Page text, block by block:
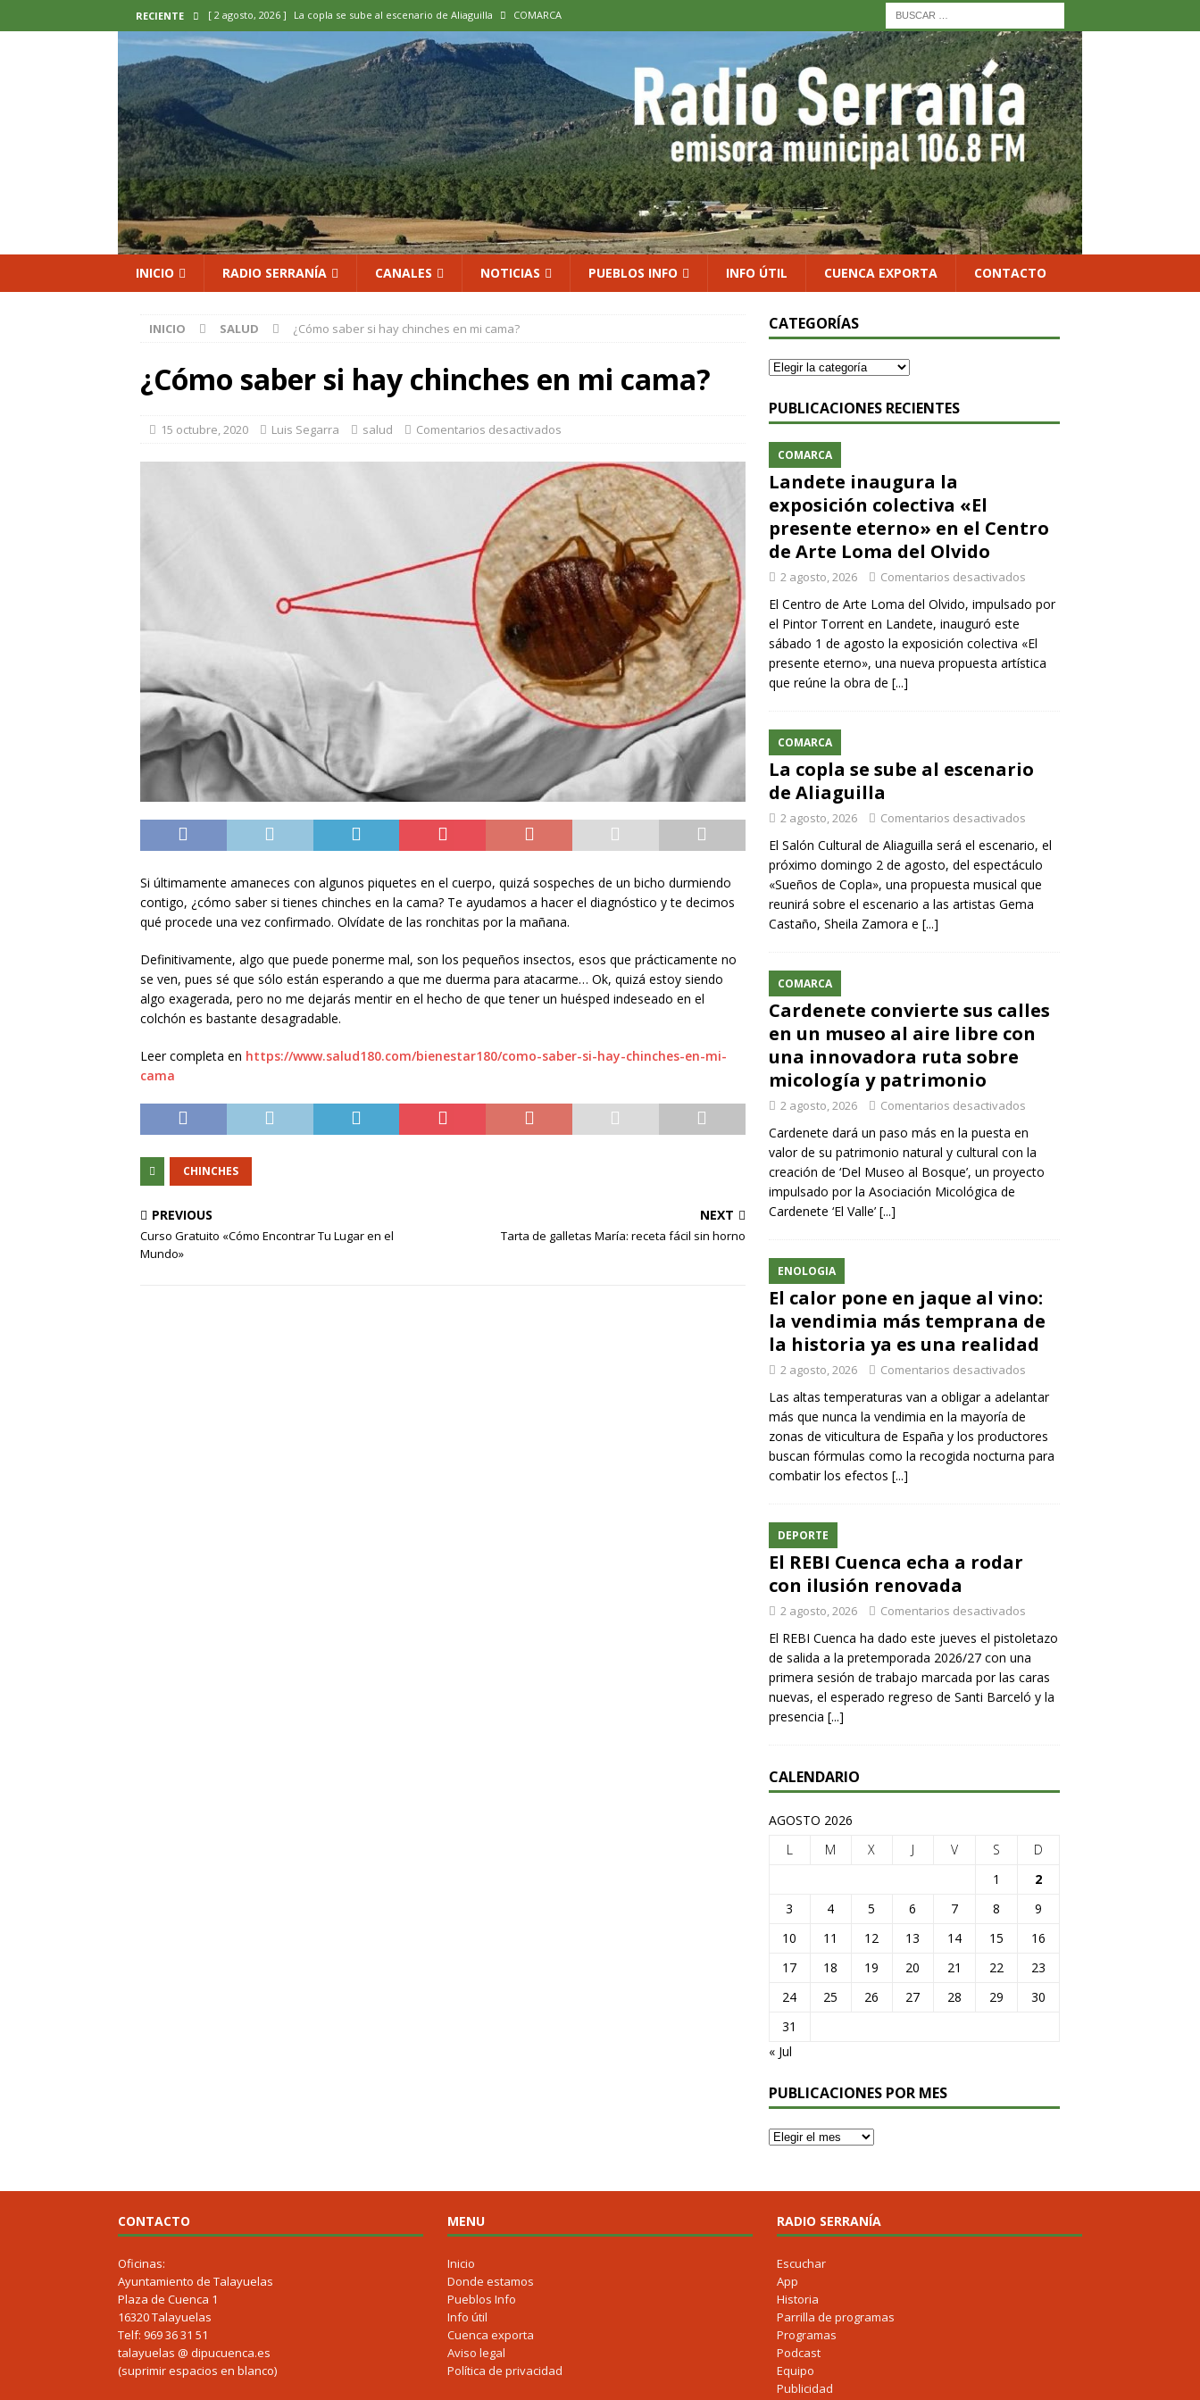
RECIENTE [ 2 agosto, 2026 ] La copla se sube al escenario de Aliaguilla COMARCA
[ 2 agosto, 2026 ] Cardenete convierte sus calles en un museo al aire libre con una innovadora ruta sobre
micología y patrimonio COMARCA
[ 2 agosto, 2026 ] El calor pone en jaque al vino: la vendimia más temprana de la historia ya es una realidad
ENOLOGIA
[ 2 agosto, 2026 ] El REBI Cuenca echa a rodar con ilusión renovada DEPORTE
[ 2 agosto, 2026 ] Landete inaugura la exposición colectiva «El presente eterno» en el Centro de Arte Loma
del Olvido COMARCA
INICIO RADIO SERRANÍA CANALES NOTICIAS PUEBLOS INFO INFO ÚTIL CUENCA EXPORTA CONTACTO
INICIO SALUD ¿Cómo saber si hay chinches en mi cama?
¿Cómo saber si hay chinches en mi cama?
15 octubre, 2020 Luis Segarra salud Comentarios desactivados
Si últimamente amaneces con algunos piquetes en el cuerpo, quizá sospeches de un bicho durmiendo
contigo, ¿cómo saber si tienes chinches en la cama? Te ayudamos a hacer el diagnóstico y te decimos
qué procede una vez confirmado. Olvídate de las ronchitas por la mañana.
Definitivamente, algo que puede ponerme mal, son los pequeños insectos, esos que prácticamente no
se ven, pues sé que sólo están esperando a que me duerma para atacarme… Ok, quizá estoy siendo
algo exagerada, pero no me dejarás mentir en el hecho de que tener un huésped indeseado en el
colchón es bastante desagradable.
Leer completa en https://www.salud180.com/bienestar180/como-saber-si-hay-chinches-en-mi-
cama
CHINCHES
PREVIOUS
Curso Gratuito «Cómo Encontrar Tu Lugar en el
Mundo»
NEXT
Tarta de galletas María: receta fácil sin horno
CATEGORÍAS
PUBLICACIONES RECIENTES
COMARCA
Landete inaugura la
exposición colectiva «El
presente eterno» en el Centro
de Arte Loma del Olvido
2 agosto, 2026 Comentarios desactivados
El Centro de Arte Loma del Olvido, impulsado por
el Pintor Torrent en Landete, inauguró este
sábado 1 de agosto la exposición colectiva «El
presente eterno», una nueva propuesta artística
que reúne la obra de [...]
COMARCA
La copla se sube al escenario
de Aliaguilla
2 agosto, 2026 Comentarios desactivados
El Salón Cultural de Aliaguilla será el escenario, el
próximo domingo 2 de agosto, del espectáculo
«Sueños de Copla», una propuesta musical que
reunirá sobre el escenario a las artistas Gema
Castaño, Sheila Zamora e [...]
COMARCA
Cardenete convierte sus calles
en un museo al aire libre con
una innovadora ruta sobre
micología y patrimonio
2 agosto, 2026 Comentarios desactivados
Cardenete dará un paso más en la puesta en
valor de su patrimonio natural y cultural con la
creación de ‘Del Museo al Bosque’, un proyecto
impulsado por la Asociación Micológica de
Cardenete ‘El Valle’ [...]
ENOLOGIA
El calor pone en jaque al vino:
la vendimia más temprana de
la historia ya es una realidad
2 agosto, 2026 Comentarios desactivados
Las altas temperaturas van a obligar a adelantar
más que nunca la vendimia en la mayoría de
zonas de viticultura de España y los productores
buscan fórmulas como la recogida nocturna para
combatir los efectos [...]
DEPORTE
El REBI Cuenca echa a rodar
con ilusión renovada
2 agosto, 2026 Comentarios desactivados
El REBI Cuenca ha dado este jueves el pistoletazo
de salida a la pretemporada 2026/27 con una
primera sesión de trabajo marcada por las caras
nuevas, el esperado regreso de Santi Barceló y la
presencia [...]
CALENDARIO
AGOSTO 2026
L
M X J V S
D
1
2
3
4 5 6 7 8
9
10
11 12 13 14 15
16
17
18 19 20 21 22
23
24
25 26 27 28 29
30
31
« Jul
PUBLICACIONES POR MES
CONTACTO
Oficinas:
Ayuntamiento de Talayuelas
Plaza de Cuenca 1
16320 Talayuelas
Telf: 969 36 31 51
talayuelas @ dipucuenca.es
(suprimir espacios en blanco)
MENU
Inicio
Donde estamos
Pueblos Info
Info útil
Cuenca exporta
Aviso legal
Política de privacidad
RADIO SERRANÍA
Escuchar
App
Historia
Parrilla de programas
Programas
Podcast
Equipo
Publicidad